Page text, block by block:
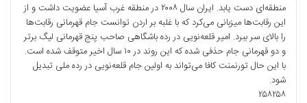
منطقه‌ای دست یابد. ایران سال ۲۰۰۸ در منطقه غرب آسیا عضویت داشت و از
این رقابت‌ها میزبانی می‌کرد که با غلبه بر اردن توانست جام قهرمانی رقابت‌ها
را بالای سر ببرد. امیر قلعه‌نویی در رده باشگاهی صاحب پنج قهرمانی لیگ برتر
و دو قهرمانی جام حذفی شده که این روند در ۱۰ سال اخیر متوقف شده است.
با این حال تورنمنت کافا می‌تواند به اولین جام قلعه‌نویی در رده ملی تبدیل
شود.
۲۵۸۲۵۸